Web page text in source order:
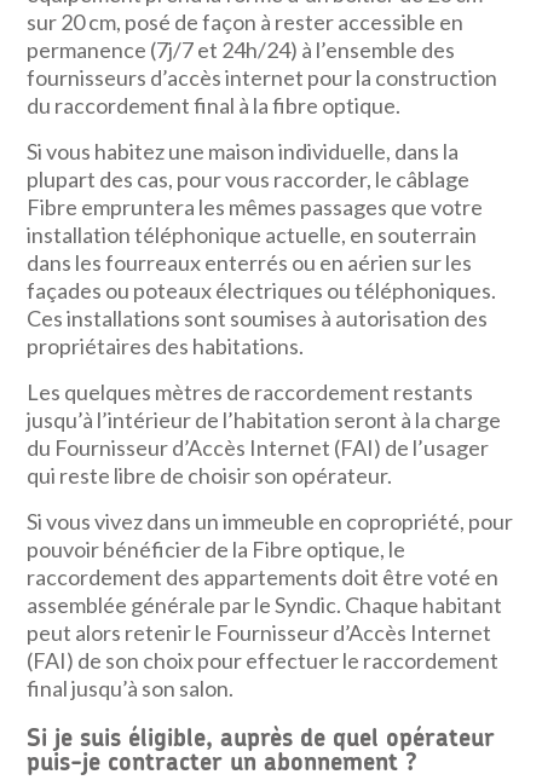
sur 20 cm, posé de façon à rester accessible en
permanence (7j/7 et 24h/24) à l’ensemble des
fournisseurs d’accès internet pour la construction
du raccordement final à la fibre optique.
Si vous habitez une maison individuelle, dans la
plupart des cas, pour vous raccorder, le câblage
Fibre empruntera les mêmes passages que votre
installation téléphonique actuelle, en souterrain
dans les fourreaux enterrés ou en aérien sur les
façades ou poteaux électriques ou téléphoniques.
Ces installations sont soumises à autorisation des
propriétaires des habitations.
Les quelques mètres de raccordement restants
jusqu’à l’intérieur de l’habitation seront à la charge
du Fournisseur d’Accès Internet (FAI) de l’usager
qui reste libre de choisir son opérateur.
Si vous vivez dans un immeuble en copropriété, pour
pouvoir bénéficier de la Fibre optique, le
raccordement des appartements doit être voté en
assemblée générale par le Syndic. Chaque habitant
peut alors retenir le Fournisseur d’Accès Internet
(FAI) de son choix pour effectuer le raccordement
final jusqu’à son salon.
Si je suis éligible, auprès de quel opérateur
puis-je contracter un abonnement ?